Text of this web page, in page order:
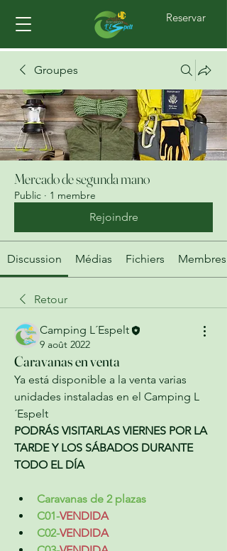
Reservar
Groupes
Mercado de segunda mano
Public · 1 membre
Rejoindre
Discussion Médias Fichiers Membres
Retour
Camping L´Espelt
9 août 2022
Caravanas en venta
Ya está disponible a la venta varias
unidades instaladas en el Camping L
´Espelt
PODRÁS VISITARLAS VIERNES POR LA
TARDE Y LOS SÁBADOS DURANTE
TODO EL DÍA
Caravanas de 2 plazas
C01-VENDIDA
C02-VENDIDA